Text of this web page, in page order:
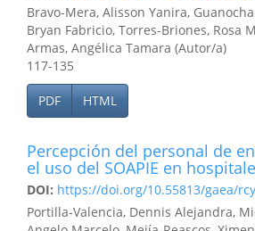
Bravo-Mera, Alisson Yanira,
Bryan Fabricio, Torres-Briones, Rosa
Armas, Angélica Tamara (Autor/a)
117-135
PDF HTML
Percepción del personal de
el uso del SOAPIE en
DOI: https://doi.org/10.55813/gaea/
Portilla-Valencia, Dennis Alejandra,